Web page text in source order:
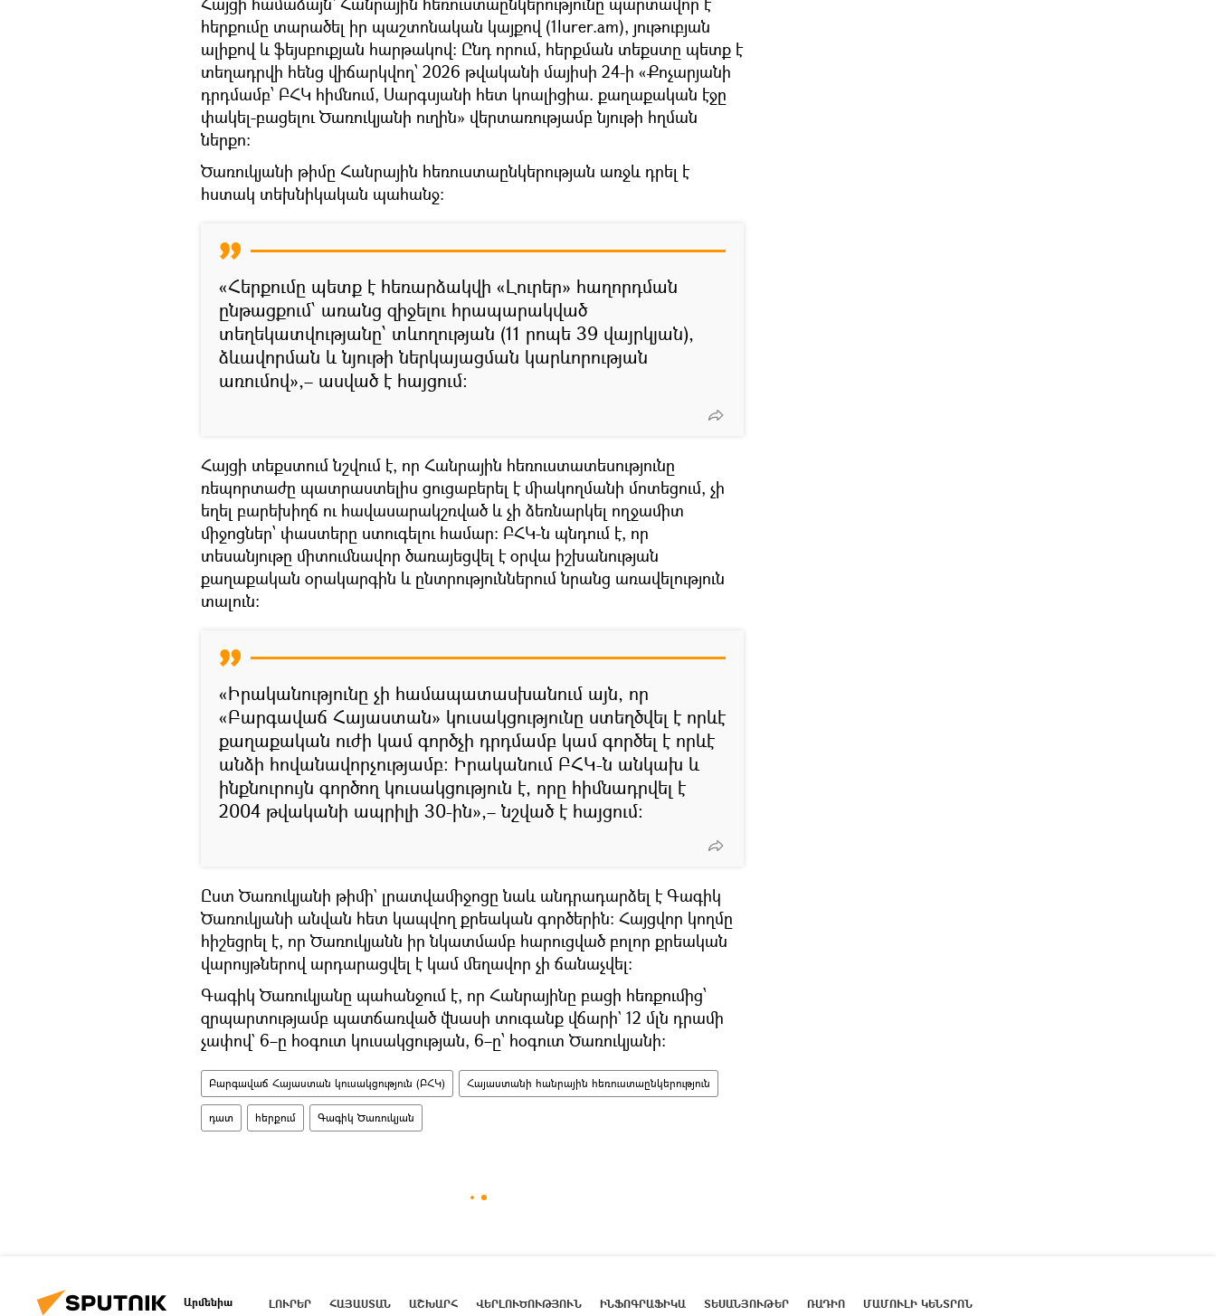
հերքումը տարածել իր պաշտոնական կայքով (1lurer.am), յութուբյան
ալիքով և ֆեյսբուքյան հարթակով։ Ընդ որում, հերքման տեքստը պետք է
տեղադրվի հենց վիճարկվող՝ 2026 թվականի մայիսի 24-ի «Քոչարյանի
դրդմամբ՝ ԲՀԿ հիմնում, Սարգսյանի հետ կոալիցիա. քաղաքական էջը
փակել-բացելու Ծառուկյանի ուղին» վերտառությամբ նյութի հղման
ներքո։
Ծառուկյանի թիմը Հանրային հեռուստաընկերության առջև դրել է
հստակ տեխնիկական պահանջ։
«Հերքումը պետք է հեռարձակվի «Լուրեր» հաղորդման
ընթացքում՝ առանց զիջելու հրապարակված
տեղեկատվությանը՝ տևողության (11 րոպե 39 վայրկյան),
ձևավորման և նյութի ներկայացման կարևորության
առումով»,– ասված է հայցում։
Հայցի տեքստում նշվում է, որ Հանրային հեռուստատեսությունը
ռեպորտաժը պատրաստելիս ցուցաբերել է միակողմանի մոտեցում, չի
եղել բարեխիղճ ու հավասարակշռված և չի ձեռնարկել ողջամիտ
միջոցներ՝ փաստերը ստուգելու համար։ ԲՀԿ-ն պնդում է, որ
տեսանյութը միտումնավոր ծառայեցվել է օրվա իշխանության
քաղաքական օրակարգին և ընտրություններում նրանց առավելություն
տալուն։
«Իրականությունը չի համապատասխանում այն, որ
«Բարգավաճ Հայաստան» կուսակցությունը ստեղծվել է որևէ
քաղաքական ուժի կամ գործչի դրդմամբ կամ գործել է որևէ
անձի հովանավորչությամբ։ Իրականում ԲՀԿ-ն անկախ և
ինքնուրույն գործող կուսակցություն է, որը հիմնադրվել է
2004 թվականի ապրիլի 30-ին»,– նշված է հայցում։
Ըստ Ծառուկյանի թիմի` լրատվամիջոցը նաև անդրադարձել է Գագիկ
Ծառուկյանի անվան հետ կապվող քրեական գործերին։ Հայցվոր կողմը
հիշեցրել է, որ Ծառուկյանն իր նկատմամբ հարուցված բոլոր քրեական
վարույթներով արդարացվել է կամ մեղավոր չի ճանաչվել։
Գագիկ Ծառուկյանը պահանջում է, որ Հանրայինը բացի հեռքումից՝
զրպարտությամբ պատճառված վնասի տուգանք վճարի` 12 մլն դրամի
չափով` 6–ը հօգուտ կուսակցության, 6–ը՝ հօգուտ Ծառուկյանի։
Բարգավաճ Հայաստան կուսակցություն (ԲՀԿ) Հայաստանի հանրային հեռուստաընկերություն
դատ հերքում Գագիկ Ծառուկյան
Արմենիա ԼՈՒՐԵՐ ՀԱՅԱՍՏԱՆ ԱՇԽԱՐՀ ՎԵՐԼՈՒԾՈՒԹՅՈՒՆ ԻՆՖՈԳՐԱՖԻԿԱ ՏԵՍԱՆՅՈՒԹԵՐ ՌԱԴԻՈ ՄԱՄՈՒԼԻ ԿԵՆՏՐՈՆ